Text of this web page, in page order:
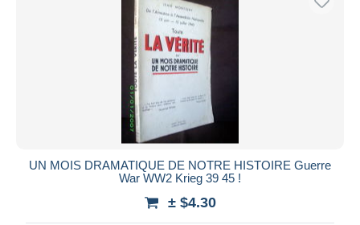
UN MOIS DRAMATIQUE DE NOTRE HISTOIRE Guerre
War WW2 Krieg 39 45 !
± $4.30